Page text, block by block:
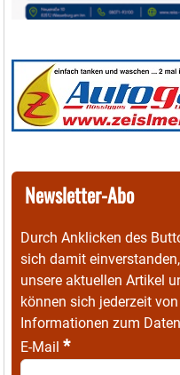
Newsletter-Abo
Durch Anklicken des
sich damit
unsere aktuellen Artikel
können sich jederzeit
Informationen zum
E-Mail *